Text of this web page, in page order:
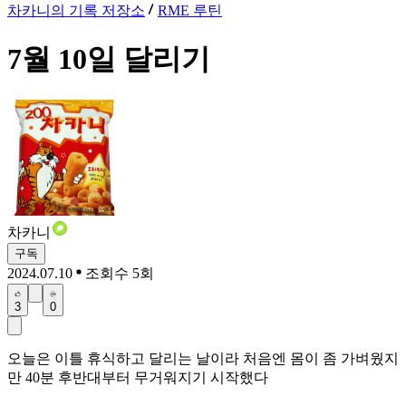
차카니의 기록 저장소
RME 루틴
7월 10일 달리기
차카니
구독
2024.07.10 조회수 5회
3 0
오늘은 이틀 휴식하고 달리는 날이라 처음엔 몸이 좀 가벼웠지
만 40분 후반대부터 무거워지기 시작했다